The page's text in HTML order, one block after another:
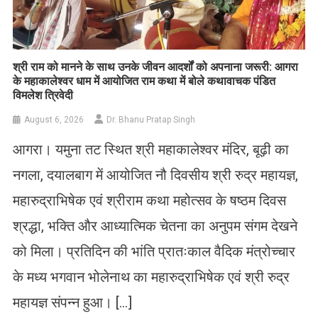
​श्री राम को मानने के साथ उनके जीवन आदर्शों को अपनाना जरूरी: आगरा
के महाकालेश्वर धाम में आयोजित राम कथा में बोले कथावाचक पंडित
विमलेश त्रिवेदी
August 6, 2026 Dr. Bhanu Pratap Singh
आगरा। यमुना तट स्थित श्री महाकालेश्वर मंदिर, बूढ़ी का
नगला, दयालबाग में आयोजित नौ दिवसीय श्री रुद्र महायज्ञ,
महारुद्राभिषेक एवं श्रीराम कथा महोत्सव के षष्ठम दिवस
श्रद्धा, भक्ति और आध्यात्मिक चेतना का अनुपम संगम देखने
को मिला। प्रतिदिन की भांति प्रातःकाल वैदिक मंत्रोच्चार
के मध्य भगवान भोलेनाथ का महारुद्राभिषेक एवं श्री रुद्र
महायज्ञ संपन्न हुआ। […]